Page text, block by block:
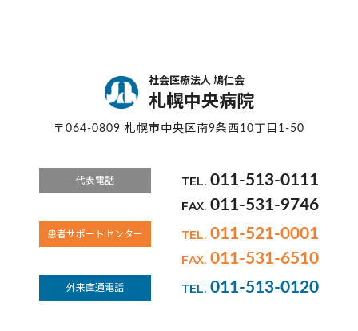
社会医療法人 鳩仁会
札幌中央病院
〒064-0809 札幌市中央区南9条西10丁目1-50
代表電話 TEL. 011-513-0111
FAX. 011-531-9746
患者サポートセンター TEL. 011-521-0001
FAX. 011-531-6510
外来直通電話 TEL. 011-513-0120